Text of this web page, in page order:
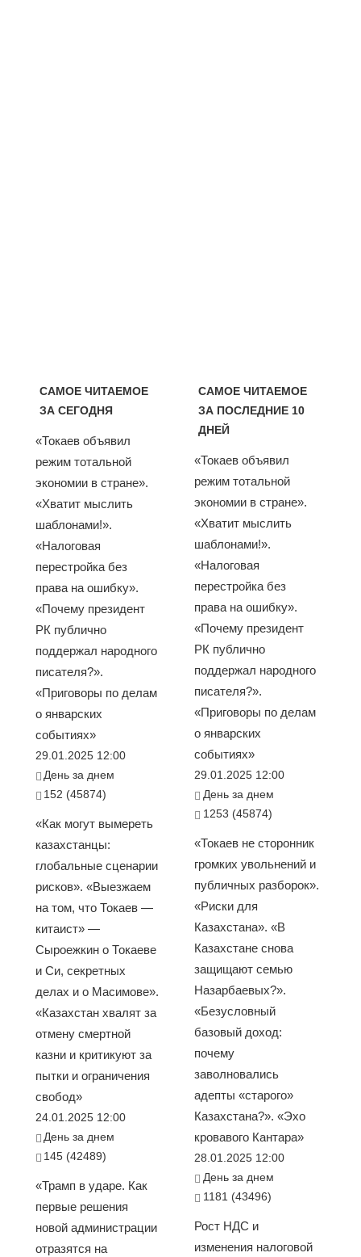
САМОЕ ЧИТАЕМОЕ
ЗА СЕГОДНЯ
«Токаев объявил
режим тотальной
экономии в стране».
«Хватит мыслить
шаблонами!».
«Налоговая
перестройка без
права на ошибку».
«Почему президент
РК публично
поддержал народного
писателя?».
«Приговоры по делам
о январских
событиях»
29.01.2025 12:00
День за днем
152 (45874)
«Как могут вымереть
казахстанцы:
глобальные сценарии
рисков». «Выезжаем
на том, что Токаев —
китаист» —
Сыроежкин о Токаеве
и Си, секретных
делах и о Масимове».
«Казахстан хвалят за
отмену смертной
казни и критикуют за
пытки и ограничения
свобод»
24.01.2025 12:00
День за днем
145 (42489)
«Трамп в ударе. Как
первые решения
новой администрации
отразятся на
САМОЕ ЧИТАЕМОЕ
ЗА ПОСЛЕДНИЕ 10
ДНЕЙ
«Токаев объявил
режим тотальной
экономии в стране».
«Хватит мыслить
шаблонами!».
«Налоговая
перестройка без
права на ошибку».
«Почему президент
РК публично
поддержал народного
писателя?».
«Приговоры по делам
о январских
событиях»
29.01.2025 12:00
День за днем
1253 (45874)
«Токаев не сторонник
громких увольнений и
публичных разборок».
«Риски для
Казахстана». «В
Казахстане снова
защищают семью
Назарбаевых?».
«Безусловный
базовый доход:
почему
заволновались
адепты «старого»
Казахстана?». «Эхо
кровавого Кантара»
28.01.2025 12:00
День за днем
1181 (43496)
Рост НДС и
изменения налоговой